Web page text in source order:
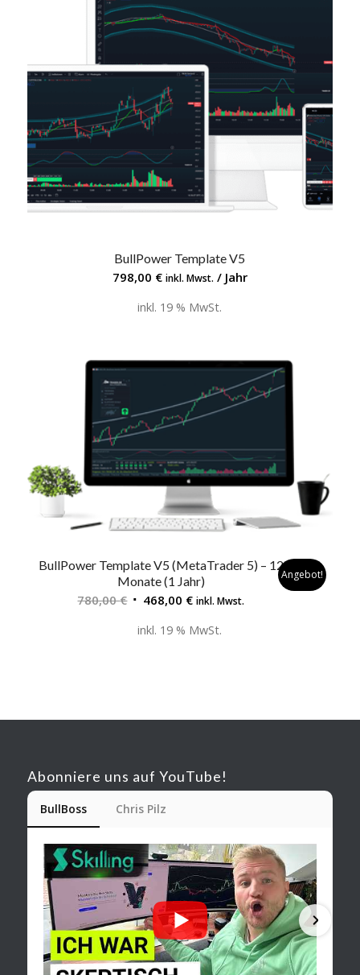
BullPower Template V5
798,00 € inkl. Mwst. / Jahr
inkl. 19 % MwSt.
BullPower Template V5 (MetaTrader 5) – 12
Monate (1 Jahr)
780,00€ Ursprünglicher
war:
468,00 €Aktueller
ist:
inkl. Mwst.
Angebot!
inkl. 19 % MwSt.
Abonniere uns auf YouTube!
BullBoss Chris Pilz